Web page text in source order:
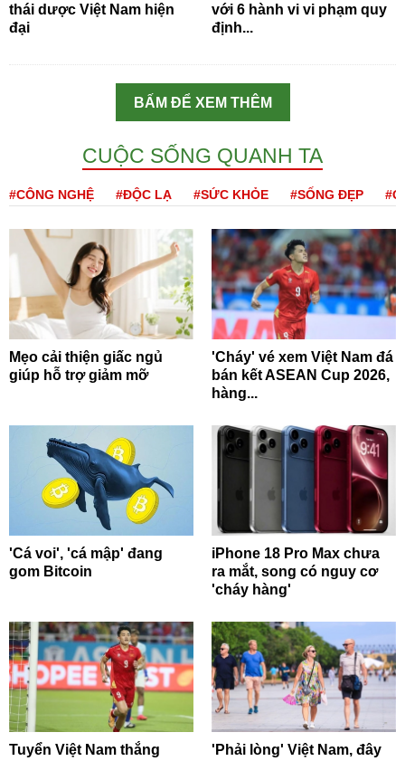
thái dược Việt Nam hiện
đại
với 6 hành vi vi phạm quy
định...
BẤM ĐỂ XEM THÊM
CUỘC SỐNG QUANH TA
#CÔNG NGHỆ #ĐỘC LẠ #SỨC KHỎE #SỐNG ĐẸP
Mẹo cải thiện giấc ngủ
giúp hỗ trợ giảm mỡ
'Cháy' vé xem Việt Nam đá
bán kết ASEAN Cup 2026,
hàng...
'Cá voi', 'cá mập' đang
gom Bitcoin
iPhone 18 Pro Max chưa
ra mắt, song có nguy cơ
'cháy hàng'
Tuyển Việt Nam thắng
'Phải lòng' Việt Nam, đây